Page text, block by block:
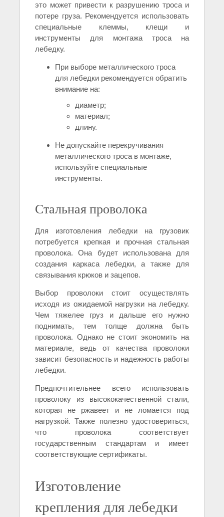
это может привести к разрушению троса и
потере груза. Рекомендуется использовать
специальные клеммы, клещи и
инструменты для монтажа троса на
лебедку.
При выборе металлического троса
для лебедки рекомендуется обратить
внимание на:
диаметр;
материал;
длину.
Не допускайте перекручивания
металлического троса в монтаже,
используйте специальные
инструменты.
Стальная проволока
Для изготовления лебедки на грузовик
потребуется крепкая и прочная стальная
проволока. Она будет использована для
создания каркаса лебедки, а также для
связывания крюков и зацепов.
Выбор проволоки стоит осуществлять
исходя из ожидаемой нагрузки на лебедку.
Чем тяжелее груз и дальше его нужно
поднимать, тем толще должна быть
проволока. Однако не стоит экономить на
материале, ведь от качества проволоки
зависит безопасность и надежность работы
лебедки.
Предпочтительнее всего использовать
проволоку из высококачественной стали,
которая не ржавеет и не ломается под
нагрузкой. Также полезно удостовериться,
что проволока соответствует
государственным стандартам и имеет
соответствующие сертификаты.
Изготовление
крепления для лебедки